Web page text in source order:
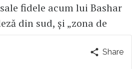
fidele acum lui Bashar
din sud, şi „zona de
Pȃnă şi aceasta din urmă
septentrională (cu Share